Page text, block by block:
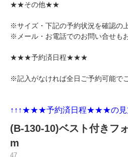
★★その他★★
※サイズ・下記の予約状況を確認の
※メール・お電話でのお問い合せも
★★★予約済日程★★★
※記入がなければ全日ご予約可能で
↑↑↑★★★予約済日程★★★の見
(B-130-10)ベスト付きフ
m
47